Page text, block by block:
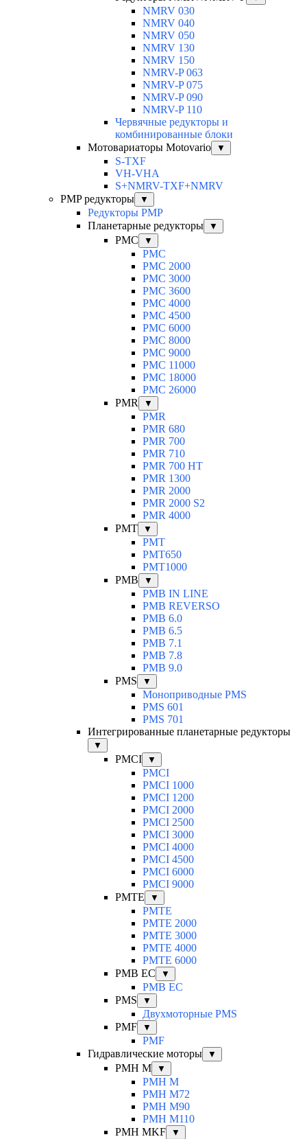
NMRV 030
NMRV 040
NMRV 050
NMRV 130
NMRV 150
NMRV-P 063
NMRV-P 075
NMRV-P 090
NMRV-P 110
Червячные редукторы и
комбинированные блоки
Мотовариаторы Motovario
▼
S-TXF
VH-VHA
S+NMRV-TXF+NMRV
PMP редукторы
▼
Редукторы PMP
Планетарные редукторы
▼
PMC ▼
PMC
PMC 2000
PMC 3000
PMC 3600
PMC 4000
PMC 4500
PMC 6000
PMC 8000
PMC 9000
PMC 11000
PMC 18000
PMC 26000
PMR
▼
PMR
PMR 680
PMR 700
PMR 710
PMR 700 HT
PMR 1300
PMR 2000
PMR 2000 S2
PMR 4000
PMT
▼
PMT
PMT650
PMT1000
PMB
▼
PMB IN LINE
PMB REVERSO
PMB 6.0
PMB 6.5
PMB 7.1
PMB 7.8
PMB 9.0
PMS
▼
Моноприводные PMS
PMS 601
PMS 701
Интегрированные планетарные редукторы
▼
PMCI ▼
PMCI
PMCI 1000
PMCI 1200
PMCI 2000
PMCI 2500
PMCI 3000
PMCI 4000
PMCI 4500
PMCI 6000
PMCI 9000
PMTE
▼
PMTE
PMTE 2000
PMTE 3000
PMTE 4000
PMTE 6000
PMB EC
▼
PMB EC
PMS
▼
Двухмоторные PMS
PMF
▼
PMF
Гидравлические моторы
▼
PMH M ▼
PMH M
PMH M72
PMH M90
PMH M110
PMH MKF
▼